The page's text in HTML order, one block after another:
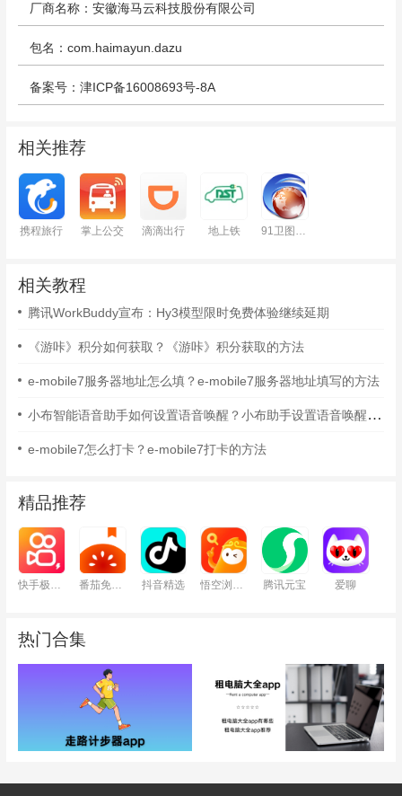
厂商名称：安徽海马云科技股份有限公司
包名：com.haimayun.dazu
备案号：津ICP备16008693号-8A
相关推荐
携程旅行 掌上公交 滴滴出行 地上铁 91卫图助手
相关教程
腾讯WorkBuddy宣布：Hy3模型限时免费体验继续延期
《游咔》积分如何获取？《游咔》积分获取的方法
e-mobile7服务器地址怎么填？e-mobile7服务器地址填写的方法
小布智能语音助手如何设置语音唤醒？小布助手设置语音唤醒的方法
e-mobile7怎么打卡？e-mobile7打卡的方法
精品推荐
快手极速版 番茄免费小说 抖音精选 悟空浏览器 腾讯元宝 爱聊
热门合集